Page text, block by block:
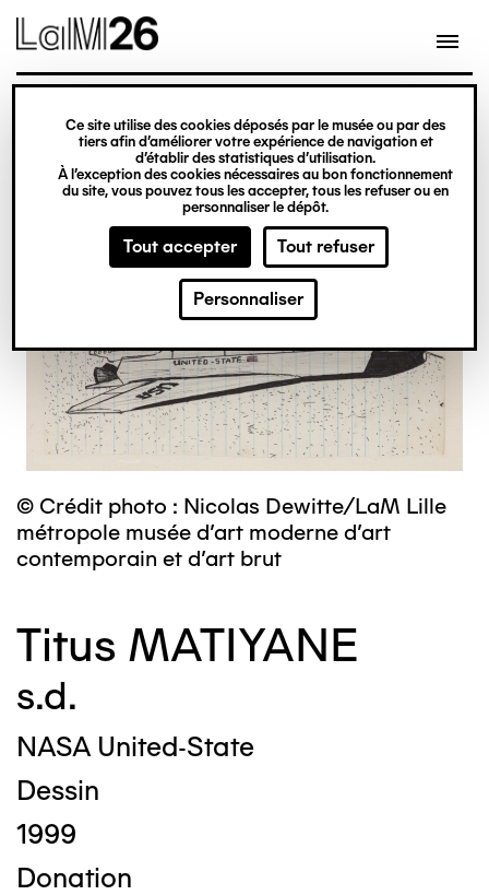
Gestion des cookies
Ce site utilise des cookies déposés par le musée ou par des
tiers afin d’améliorer votre expérience de navigation et
d’établir des statistiques d’utilisation.
À l’exception des cookies nécessaires au bon fonctionnement
du site, vous pouvez tous les accepter, tous les refuser ou en
personnaliser le dépôt.
Tout accepter Tout refuser
Personnaliser
contenu
© Crédit photo : Nicolas Dewitte/LaM Lille
métropole musée d’art moderne d’art
contemporain et d’art brut
Titus MATIYANE
s.d.
NASA United-State
Dessin
1999
Donation